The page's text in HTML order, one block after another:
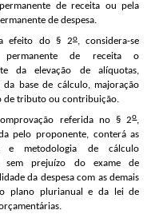
de receita ou pela
de despesa.
efeito do § 2o, considera-se
permanente de receita o
da elevação de alíquotas,
da base de cálculo, majoração
de tributo ou contribuição.
referida no § 2o,
pelo proponente, conterá as
e metodologia de cálculo
sem prejuízo do exame de
da despesa com as demais
plano plurianual e da lei de